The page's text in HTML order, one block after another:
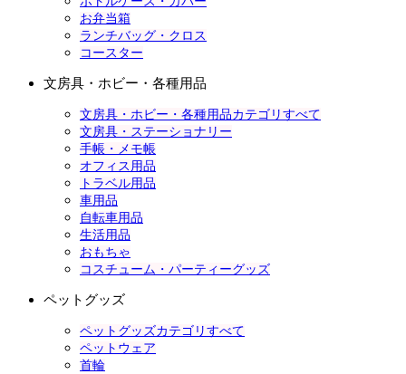
お弁当箱
ランチバッグ・クロス
コースター
文房具・ホビー・各種用品
文房具・ホビー・各種用品カテゴリすべて
文房具・ステーショナリー
手帳・メモ帳
オフィス用品
トラベル用品
車用品
自転車用品
生活用品
おもちゃ
コスチューム・パーティーグッズ
ペットグッズ
ペットグッズカテゴリすべて
ペットウェア
首輪